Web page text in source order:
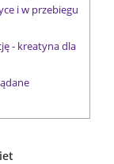
i w przebiegu
- kreatyna dla